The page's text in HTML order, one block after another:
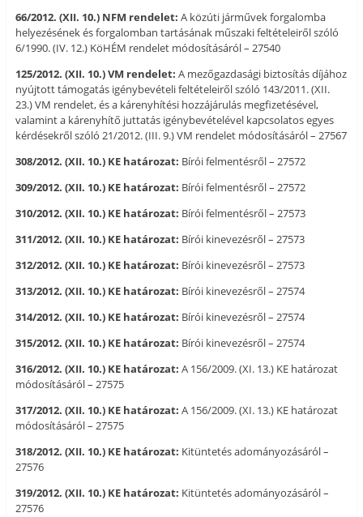
66/2012. (XII. 10.) NFM rendelet: A közúti járművek forgalomba
helyezésének és forgalomban tartásának műszaki feltételeiről szóló
6/1990. (IV. 12.) KöHÉM rendelet módosításáról – 27540
125/2012. (XII. 10.) VM rendelet: A mezőgazdasági biztosítás díjához
nyújtott támogatás igénybevételi feltételeiről szóló 143/2011. (XII.
23.) VM rendelet, és a kárenyhítési hozzájárulás megfizetésével,
valamint a kárenyhítő juttatás igénybevételével kapcsolatos egyes
kérdésekről szóló 21/2012. (III. 9.) VM rendelet módosításáról – 27567
308/2012. (XII. 10.) KE határozat: Bírói felmentésről – 27572
309/2012. (XII. 10.) KE határozat: Bírói felmentésről – 27572
310/2012. (XII. 10.) KE határozat: Bírói felmentésről – 27573
311/2012. (XII. 10.) KE határozat: Bírói kinevezésről – 27573
312/2012. (XII. 10.) KE határozat: Bírói kinevezésről – 27573
313/2012. (XII. 10.) KE határozat: Bírói kinevezésről – 27574
314/2012. (XII. 10.) KE határozat: Bírói kinevezésről – 27574
315/2012. (XII. 10.) KE határozat: Bírói kinevezésről – 27574
316/2012. (XII. 10.) KE határozat: A 156/2009. (XI. 13.) KE határozat
módosításáról – 27575
317/2012. (XII. 10.) KE határozat: A 156/2009. (XI. 13.) KE határozat
módosításáról – 27575
318/2012. (XII. 10.) KE határozat: Kitüntetés adományozásáról –
27576
319/2012. (XII. 10.) KE határozat: Kitüntetés adományozásáról –
27576